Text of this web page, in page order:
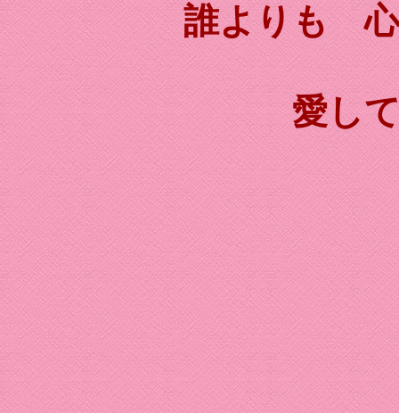
誰よりも
愛し